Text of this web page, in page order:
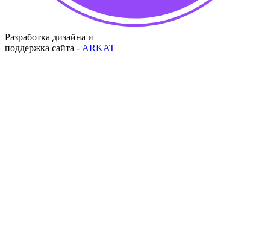
Разработка дизайна и
поддержка сайта - ARKAT